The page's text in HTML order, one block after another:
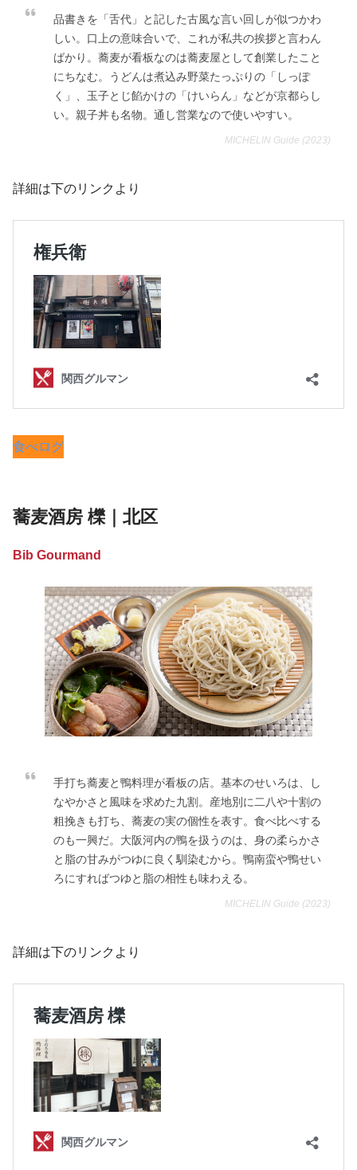
品書きを「舌代」と記した古風な言い回しが似つかわ
しい。口上の意味合いで、これが私共の挨拶と言わん
ばかり。蕎麦が看板なのは蕎麦屋として創業したこと
にちなむ。うどんは煮込み野菜たっぷりの「しっぽ
く」、玉子とじ餡かけの「けいらん」などが京都らし
い。親子丼も名物。通し営業なので使いやすい。
MICHELIN Guide (2023)
詳細は下のリンクより
食べログ
蕎麦酒房 櫟｜北区
Bib Gourmand
手打ち蕎麦と鴨料理が看板の店。基本のせいろは、し
なやかさと風味を求めた九割。産地別に二八や十割の
粗挽きも打ち、蕎麦の実の個性を表す。食べ比べする
のも一興だ。大阪河内の鴨を扱うのは、身の柔らかさ
と脂の甘みがつゆに良く馴染むから。鴨南蛮や鴨せい
ろにすればつゆと脂の相性も味わえる。
MICHELIN Guide (2023)
詳細は下のリンクより